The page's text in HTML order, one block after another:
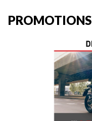
PROMOTIONS